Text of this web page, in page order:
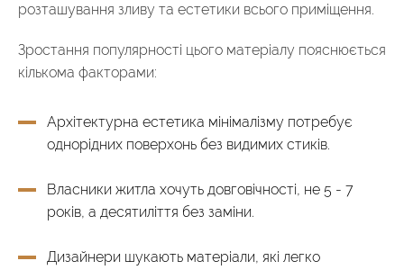
розташування зливу та естетики всього приміщення.
Зростання популярності цього матеріалу пояснюється
кількома факторами:
Архітектурна естетика мінімалізму потребує
однорідних поверхонь без видимих стиків.
Власники житла хочуть довговічності, не 5 - 7
років, а десятиліття без заміни.
Дизайнери шукають матеріали, які легко